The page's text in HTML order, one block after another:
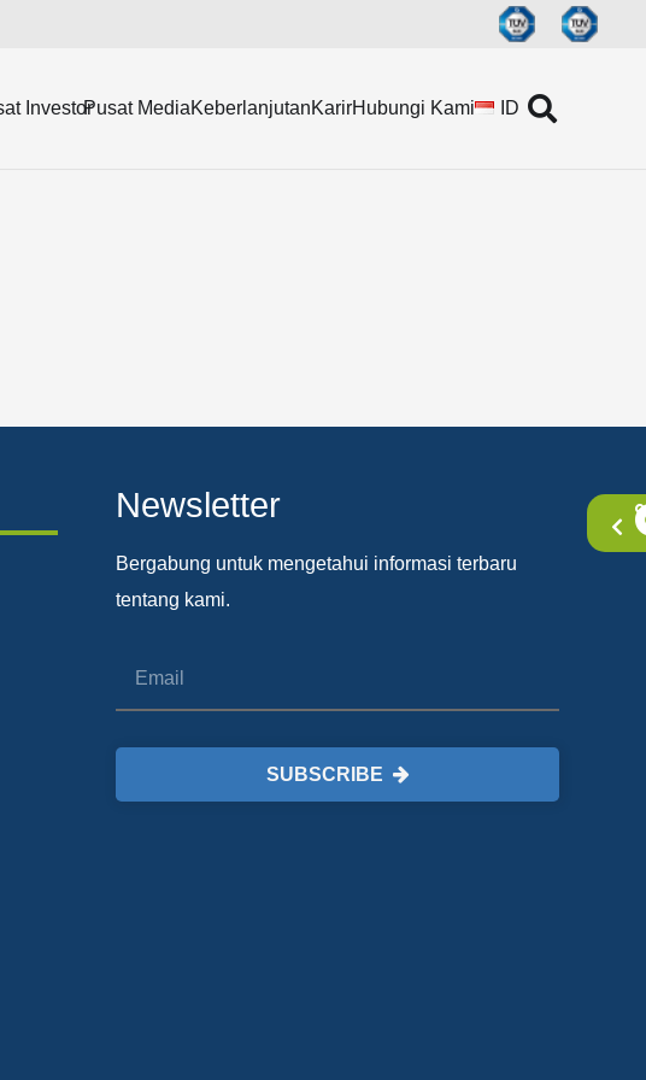
InvestorPusat MediaKeberlanjutanKarirHubungi Kami ID
Newsletter
Bergabung untuk mengetahui informasi terbaru
tentang kami.
SUBSCRIBE